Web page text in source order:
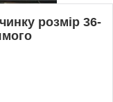
розмір 36-